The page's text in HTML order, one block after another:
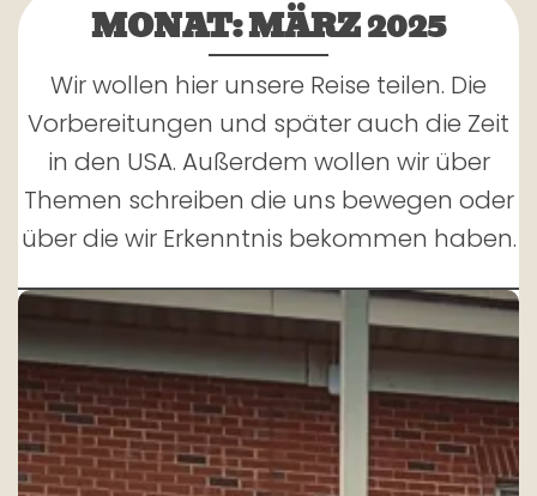
MONAT:MÄRZ 2025
Wir wollen hier unsere Reise teilen. Die
Vorbereitungen und später auch die Zeit
in den USA. Außerdem wollen wir über
Themen schreiben die uns bewegen oder
über die wir Erkenntnis bekommen haben.